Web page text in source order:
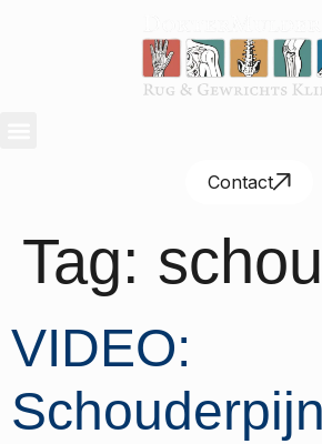
Contact
Tag:
VIDEO:
Schouderpijn